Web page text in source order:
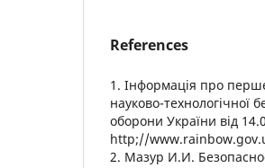
References
1. Інформація про
науково-технологічної
оборони України від
http;//
2. Мазур И.И.